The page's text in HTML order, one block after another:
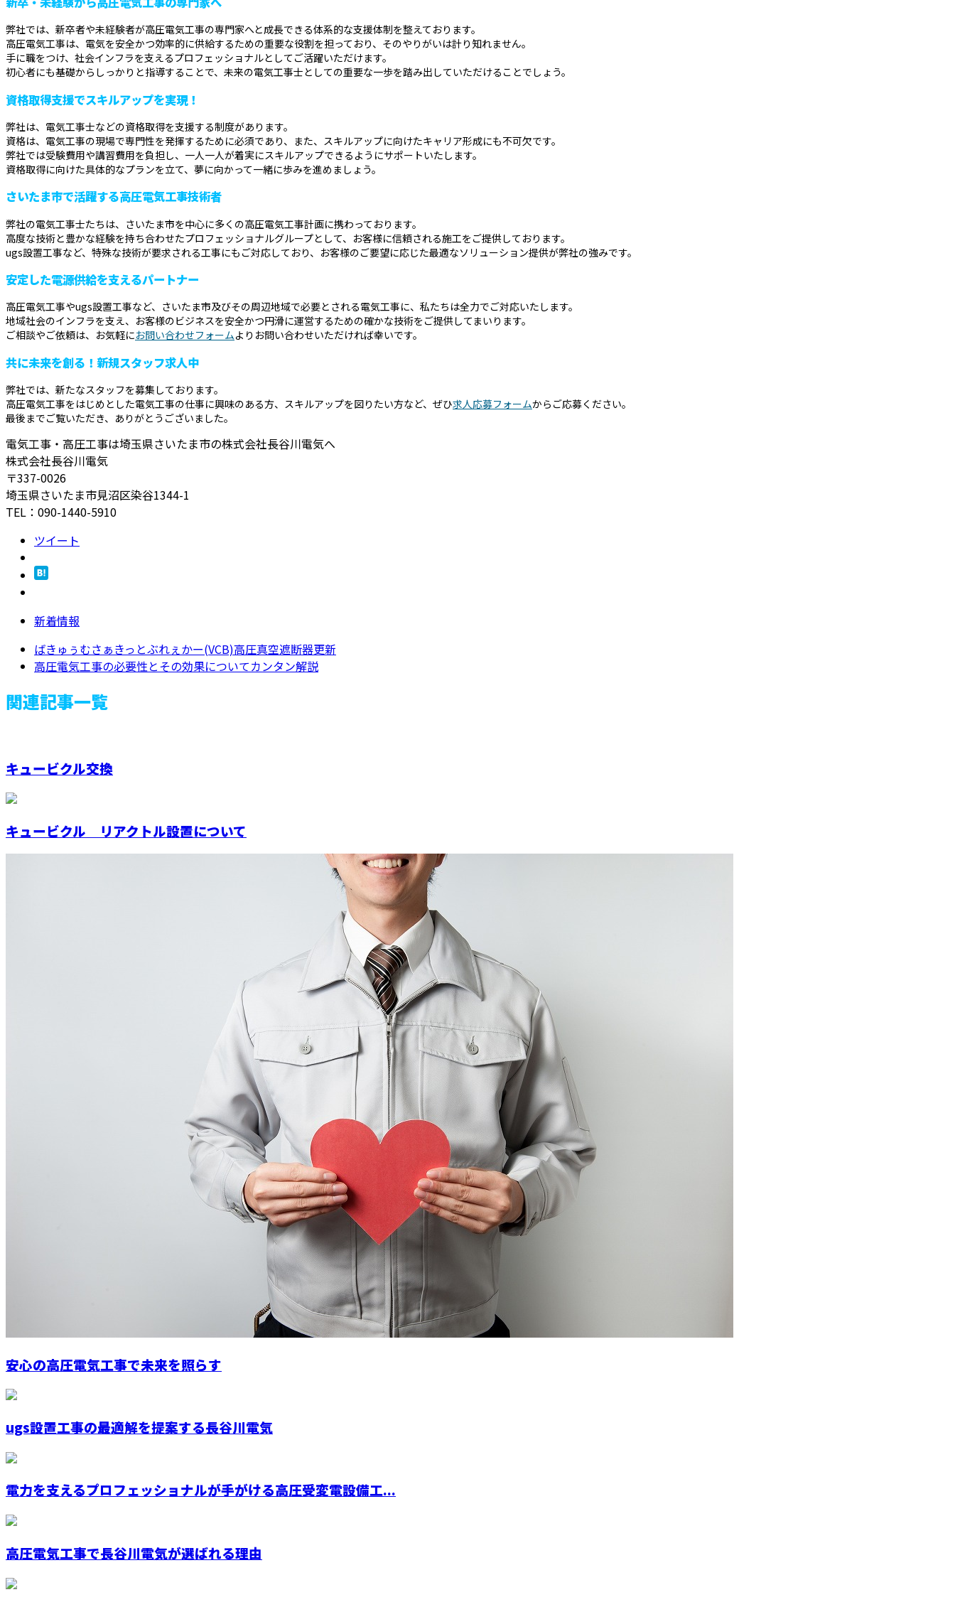
弊社では、新卒者や未経験者が高圧電気工事の専門家へと成長できる体系的な支援体制を整えております。
高圧電気工事は、電気を安全かつ効率的に供給するための重要な役割を担っており、そのやりがいは計り知れません。
手に職をつけ、社会インフラを支えるプロフェッショナルとしてご活躍いただけます。
初心者にも基礎からしっかりと指導することで、未来の電気工事士としての重要な一歩を踏み出していただけることでしょう。
資格取得支援でスキルアップを実現！
弊社は、電気工事士などの資格取得を支援する制度があります。
資格は、電気工事の現場で専門性を発揮するために必須であり、また、スキルアップに向けたキャリア形成にも不可欠です。
弊社では受験費用や講習費用を負担し、一人一人が着実にスキルアップできるようにサポートいたします。
資格取得に向けた具体的なプランを立て、夢に向かって一緒に歩みを進めましょう。
さいたま市で活躍する高圧電気工事技術者
弊社の電気工事士たちは、さいたま市を中心に多くの高圧電気工事計画に携わっております。
高度な技術と豊かな経験を持ち合わせたプロフェッショナルグループとして、お客様に信頼される施工をご提供しております。
ugs設置工事など、特殊な技術が要求される工事にもご対応しており、お客様のご要望に応じた最適なソリューション提供が弊社の強みです。
安定した電源供給を支えるパートナー
高圧電気工事やugs設置工事など、さいたま市及びその周辺地域で必要とされる電気工事に、私たちは全力でご対応いたします。
地域社会のインフラを支え、お客様のビジネスを安全かつ円滑に運営するための確かな技術をご提供してまいります。
ご相談やご依頼は、お気軽にお問い合わせフォームよりお問い合わせいただければ幸いです。
共に未来を創る！新規スタッフ求人中
弊社では、新たなスタッフを募集しております。
高圧電気工事をはじめとした電気工事の仕事に興味のある方、スキルアップを図りたい方など、ぜひ求人応募フォームからご応募ください。
最後までご覧いただき、ありがとうございました。
電気工事・高圧工事は埼玉県さいたま市の株式会社長谷川電気へ
株式会社長谷川電気
〒337-0026
埼玉県さいたま市見沼区染谷1344-1
TEL：090-1440-5910
ツイート
新着情報
ばきゅぅむさぁきっとぶれぇかー(VCB)高圧真空遮断器更新
高圧電気工事の必要性とその効果についてカンタン解説
関連記事一覧
キュービクル交換
キュービクル リアクトル設置について
安心の高圧電気工事で未来を照らす
ugs設置工事の最適解を提案する長谷川電気
電力を支えるプロフェッショナルが手がける高圧受変電設備工...
高圧電気工事で長谷川電気が選ばれる理由